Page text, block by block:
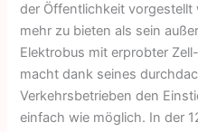
der Öffentlichkeit
mehr zu bieten als sein
Elektrobus mit erprobter
macht dank seines
Verkehrsbetrieben den
einfach wie möglich. In der